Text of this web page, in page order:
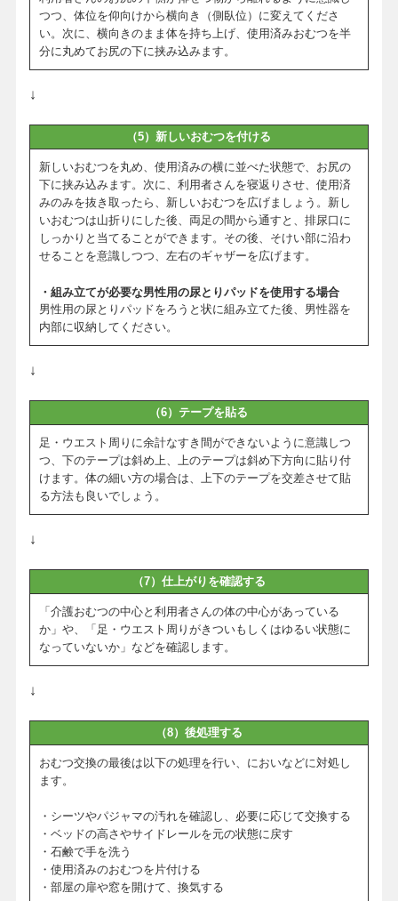
つつ、体位を仰向けから横向き（側臥位）に変えてくださ
い。次に、横向きのまま体を持ち上げ、使用済みおむつを半
分に丸めてお尻の下に挟み込みます。
↓
（5）新しいおむつを付ける
新しいおむつを丸め、使用済みの横に並べた状態で、お尻の
下に挟み込みます。次に、利用者さんを寝返りさせ、使用済
みのみを抜き取ったら、新しいおむつを広げましょう。新し
いおむつは山折りにした後、両足の間から通すと、排尿口に
しっかりと当てることができます。その後、そけい部に沿わ
せることを意識しつつ、左右のギャザーを広げます。
・組み立てが必要な男性用の尿とりパッドを使用する場合
男性用の尿とりパッドをろうと状に組み立てた後、男性器を
内部に収納してください。
↓
（6）テープを貼る
足・ウエスト周りに余計なすき間ができないように意識しつ
つ、下のテープは斜め上、上のテープは斜め下方向に貼り付
けます。体の細い方の場合は、上下のテープを交差させて貼
る方法も良いでしょう。
↓
（7）仕上がりを確認する
「介護おむつの中心と利用者さんの体の中心があっている
か」や、「足・ウエスト周りがきついもしくはゆるい状態に
なっていないか」などを確認します。
↓
（8）後処理する
おむつ交換の最後は以下の処理を行い、においなどに対処し
ます。
・シーツやパジャマの汚れを確認し、必要に応じて交換する
・ベッドの高さやサイドレールを元の状態に戻す
・石鹸で手を洗う
・使用済みのおむつを片付ける
・部屋の扉や窓を開けて、換気する